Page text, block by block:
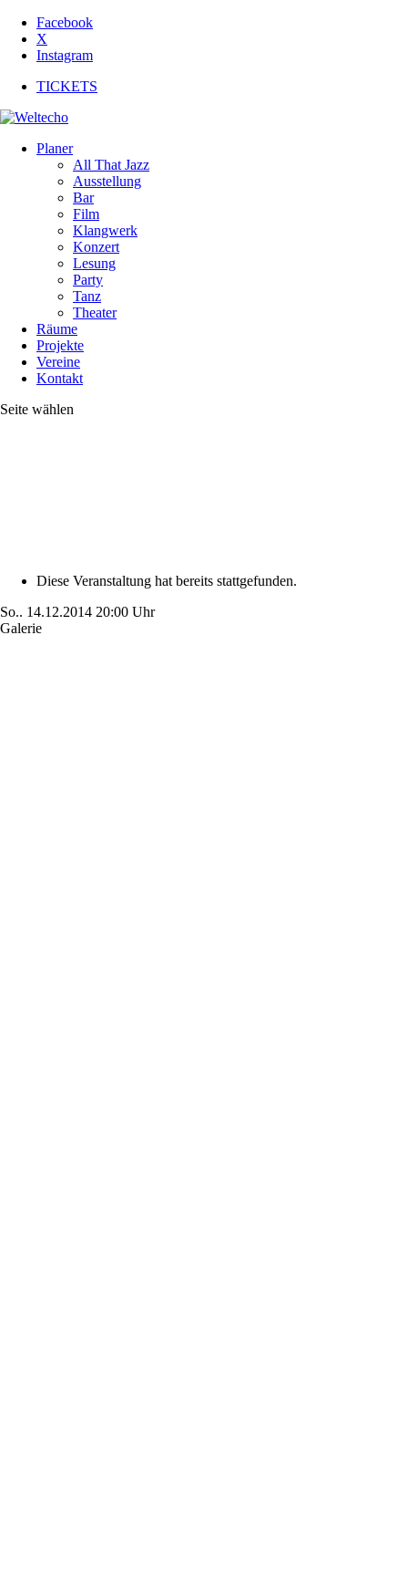
Facebook
X
Instagram
TICKETS
Planer
All That Jazz
Ausstellung
Bar
Film
Klangwerk
Konzert
Lesung
Party
Tanz
Theater
Räume
Projekte
Vereine
Kontakt
Seite wählen
Diese Veranstaltung hat bereits stattgefunden.
So.. 14.12.2014 20:00 Uhr
Galerie